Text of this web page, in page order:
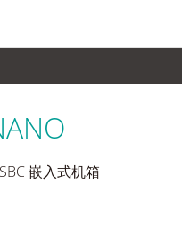
嵌入式机箱